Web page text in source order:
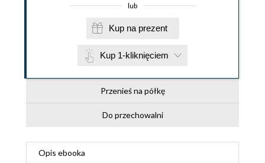
lub
Kup na prezent
Kup 1-kliknięciem
Przenieś na półkę
Do przechowalni
Opis ebooka